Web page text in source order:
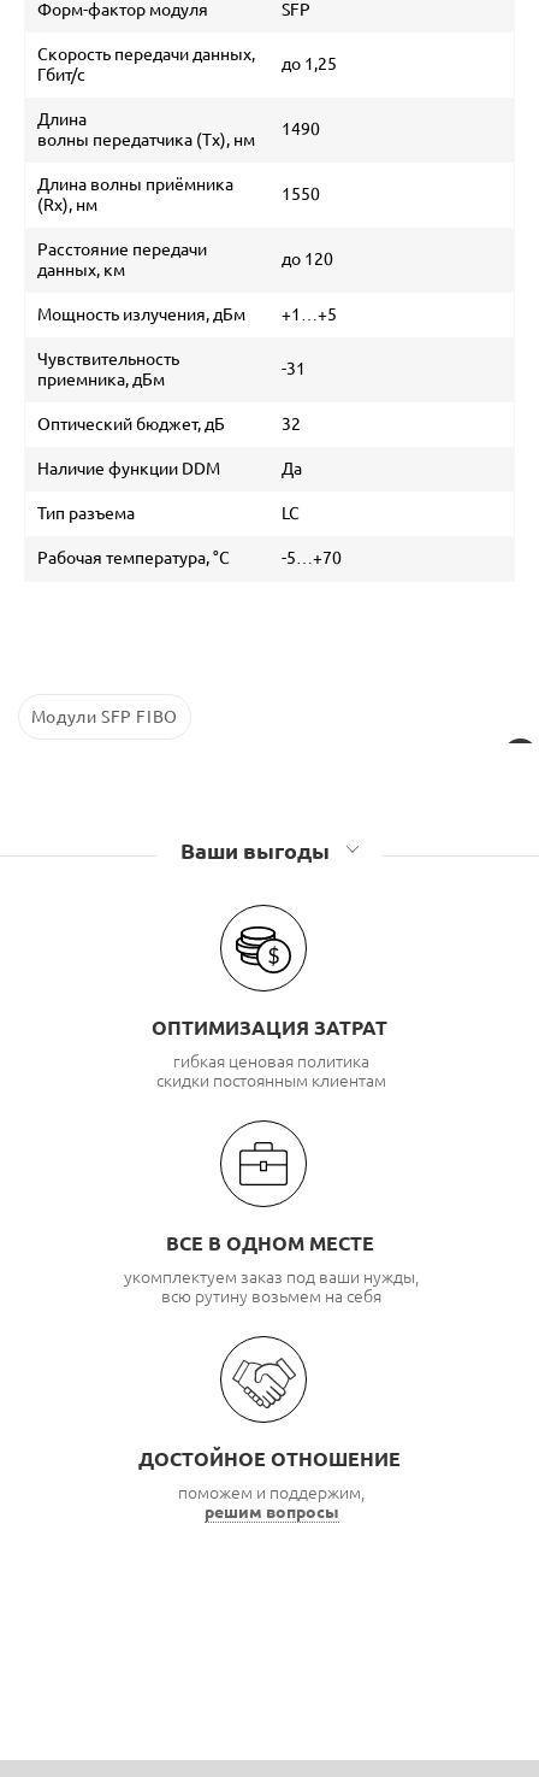
Форм-фактор модуля SFP
Скорость передачи данных,
Гбит/с
до 1,25
Длина
волны передатчика (Tx), нм
1490
Длина волны приёмника
(Rx), нм
1550
Расстояние передачи
данных, км
до 120
Мощность излучения, дБм +1…+5
Чувствительность
приемника, дБм
-31
Оптический бюджет, дБ 32
Наличие функции DDM Да
Тип разъема LC
Рабочая температура, °C -5…+70
Модули SFP FIBO
Ваши выгоды
ОПТИМИЗАЦИЯ ЗАТРАТ
гибкая ценовая политика
скидки постоянным клиентам
ВСЕ В ОДНОМ МЕСТЕ
укомплектуем заказ под ваши нужды,
всю рутину возьмем на себя
ДОСТОЙНОЕ ОТНОШЕНИЕ
поможем и поддержим,
решим вопросы